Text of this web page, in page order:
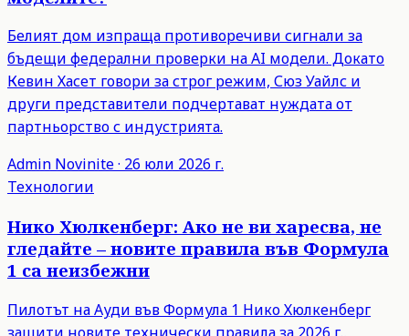
Белият дом изпраща противоречиви сигнали за
бъдещи федерални проверки на AI модели. Докато
Кевин Хасет говори за строг режим, Сюз Уайлс и
други представители подчертават нуждата от
партньорство с индустрията.
Admin Novinite· 26 юли 2026 г.
Технологии
Нико Хюлкенберг: Ако не ви харесва, не
гледайте – новите правила във Формула
1 са неизбежни
Пилотът на Ауди във Формула 1 Нико Хюлкенберг